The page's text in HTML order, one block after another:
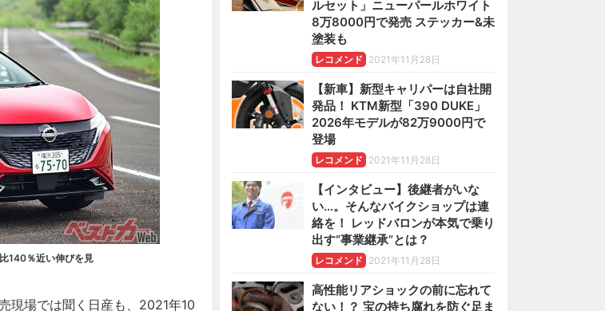
140％近い伸びを見
現場では聞く日産も、2021年10
ルセット」ニューパールホワイト
8万8000円で発売 ステッカー&未
塗装も
レコメンド 2021年11月28日
【新車】新型キャリパーは自社開
発品！ KTM新型「390 DUKE」
2026年モデルが82万9000円で
登場
レコメンド 2021年11月28日
【インタビュー】後継者がいな
い…。そんなバイクショップは連
絡を！ レッドバロンが本気で乗り
出す“事業継承”とは？
レコメンド 2021年11月28日
高性能リアショックの前に忘れて
ない！？ 宝の持ち腐れを防ぐ足ま